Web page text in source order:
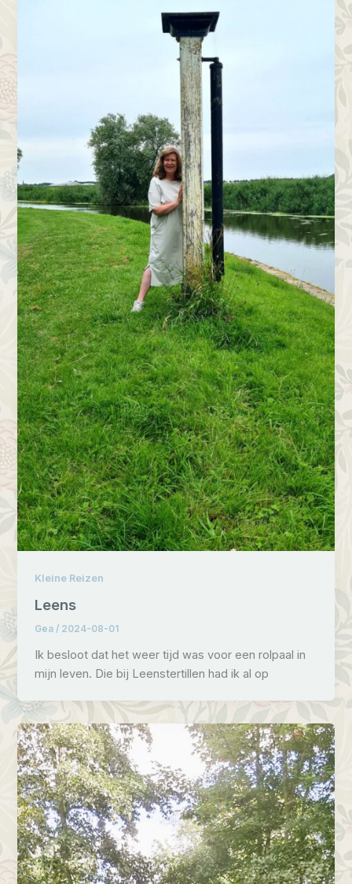
Kleine Reizen
Leens
Gea/ 2024-08-01
Ik besloot dat het weer tijd was voor een rolpaal in
mijn leven. Die bij Leenstertillen had ik al op